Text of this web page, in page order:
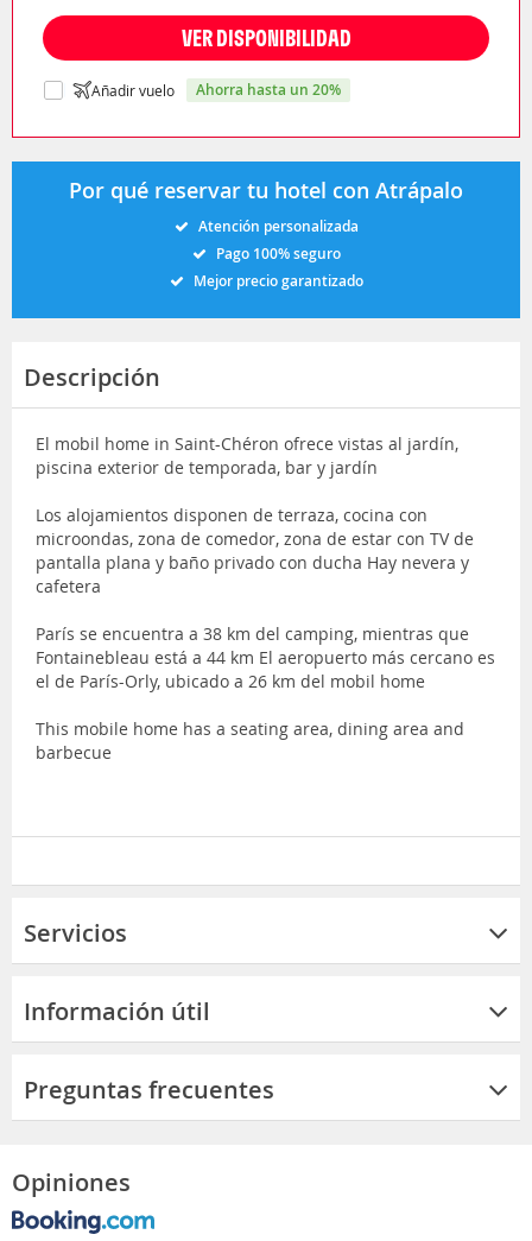
VER DISPONIBILIDAD
Añadir vuelo ahorra hasta un 20%
Por qué reservar tu hotel con Atrápalo
Atención personalizada
Pago 100% seguro
Mejor precio garantizado
Descripción
El mobil home in Saint-Chéron ofrece vistas al jardín,
piscina exterior de temporada, bar y jardín
Los alojamientos disponen de terraza, cocina con
microondas, zona de comedor, zona de estar con TV de
pantalla plana y baño privado con ducha Hay nevera y
cafetera
París se encuentra a 38 km del camping, mientras que
Fontainebleau está a 44 km El aeropuerto más cercano es
el de París-Orly, ubicado a 26 km del mobil home
This mobile home has a seating area, dining area and
barbecue
Servicios
Información útil
Preguntas frecuentes
Opiniones